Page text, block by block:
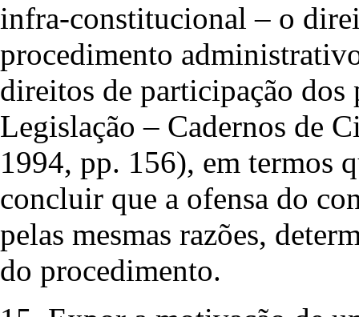
infra-constitucional – o
procedimento
direitos de participação
Legislação – Cadernos de
1994, pp. 156), em termos
concluir que a ofensa do
pelas mesmas razões,
do procedimento.